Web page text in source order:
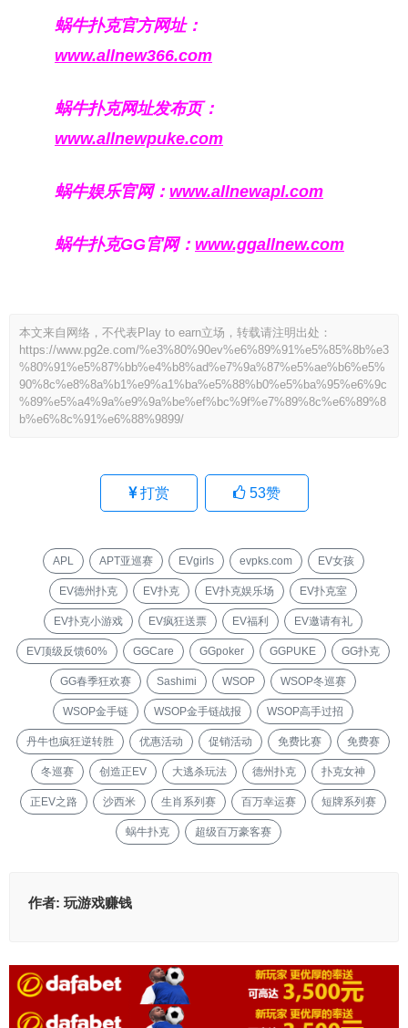
蜗牛扑克官方网址：
www.allnew366.com
蜗牛扑克网址发布页：
www.allnewpuke.com
蜗牛娱乐官网： www.allnewapl.com
蜗牛扑克GG官网： www.ggallnew.com
本文来自网络，不代表Play to earn立场，转载请注明出处：
https://www.pg2e.com/%e3%80%90ev%e6%89%91%e5%85%8b%e3
%80%91%e5%87%bb%e4%b8%ad%e7%9a%87%e5%ae%b6%e5%
90%8c%e8%8a%b1%e9%a1%ba%e5%88%b0%e5%ba%95%e6%9c
%89%e5%a4%9a%e9%9a%be%ef%bc%9f%e7%89%8c%e6%89%8
b%e6%8c%91%e6%88%9899/
打赏 53赞
APL APT亚巡赛 EVgirls evpks.com EV女孩
EV德州扑克 EV扑克 EV扑克娱乐场 EV扑克室
EV扑克小游戏 EV疯狂送票 EV福利 EV邀请有礼
EV顶级反馈60% GGCare GGpoker GGPUKE GG扑克
GG春季狂欢赛 Sashimi WSOP WSOP冬巡赛
WSOP金手链 WSOP金手链战报 WSOP高手过招
丹牛也疯狂逆转胜 优惠活动 促销活动 免费比赛 免费赛
冬巡赛 创造正EV 大逃杀玩法 德州扑克 扑克女神
正EV之路 沙西米 生肖系列赛 百万幸运赛 短牌系列赛
蜗牛扑克 超级百万豪客赛
作者: 玩游戏赚钱